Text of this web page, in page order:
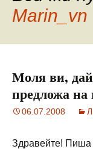
Marin_vn
Моля ви,
предложа
06.07.2008
Здравейте! Пиша